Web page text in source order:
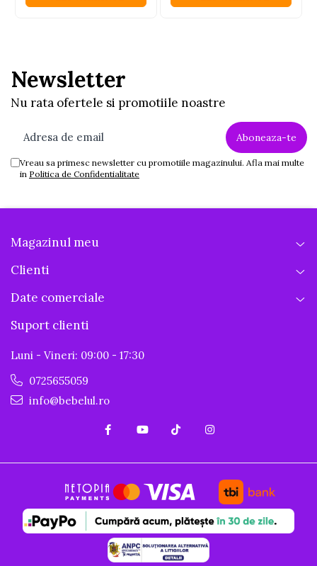
Newsletter
Nu rata ofertele si promotiile noastre
Vreau sa primesc newsletter cu promotiile magazinului. Afla mai multe
in Politica de Confidentialitate
Magazinul meu
Clienti
Date comerciale
Suport clienti
Luni - Vineri: 09:00 - 17:30
0725655059
info@bebelul.ro